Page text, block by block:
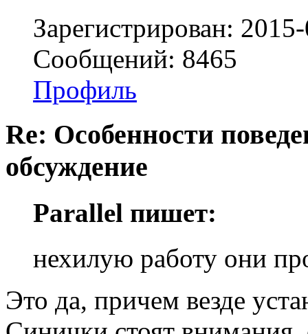
Зарегистрирован:
Сообщений: 8465
Профиль
Re: Особенности
обсуждение
Parallel пишет:
нехилую работу они
Это да, причем везде